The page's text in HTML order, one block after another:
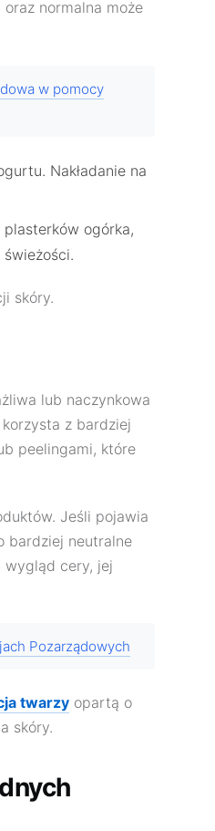
oraz normalna może
w pomocy
Nakładanie na
plasterków ogórka,
skóry.
lub naczynkowa
z bardziej
peelingami, które
Jeśli pojawia
bardziej neutralne
wygląd cery, jej
Pozarządowych
twarzy opartą o
skóry.